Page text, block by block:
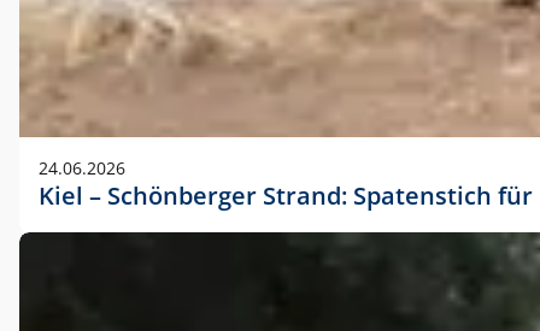
24.06.2026
Kiel – Schönberger Strand: Spatenstich